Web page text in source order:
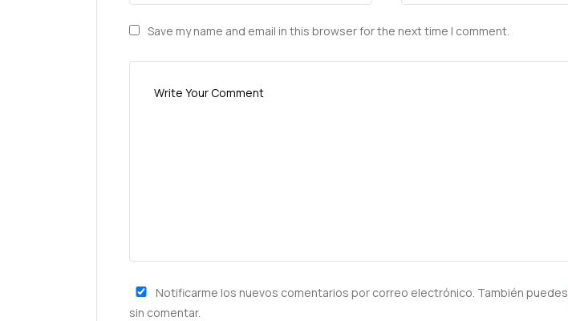
Save my name and email in this browser for the next time I comment.
Notificarme los nuevos comentarios por correo electrónico. También puedes
sin comentar.